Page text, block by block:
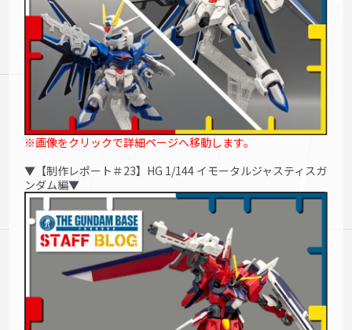
※画像をクリックで詳細ページへ移動します。
▼ 【制作レポート＃23】HG 1/144 イモータルジャスティスガ
ンダム編▼